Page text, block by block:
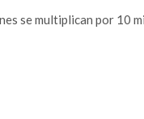
se multiplican por 10